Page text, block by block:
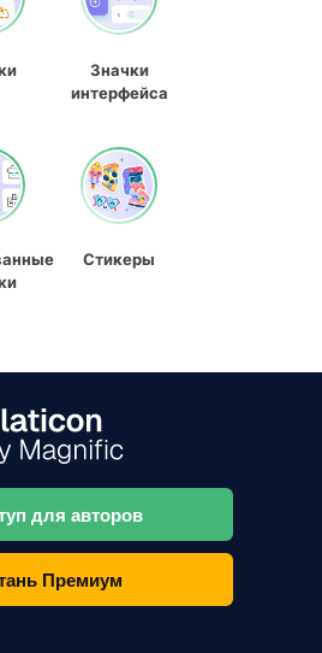
Значки
интерфейса
Стикеры
для авторов
Премиум